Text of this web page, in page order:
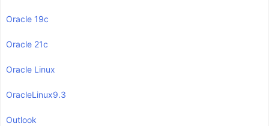
Oracle 19c
Oracle 21c
Oracle Linux
OracleLinux9.3
Outlook